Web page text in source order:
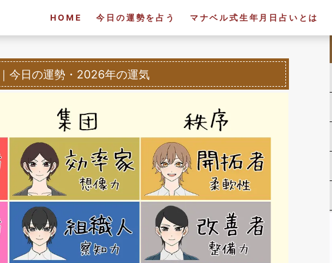
HOME 今日の運勢を占う マナベル式生年月日占いとは
｜今日の運勢・2026年の運気